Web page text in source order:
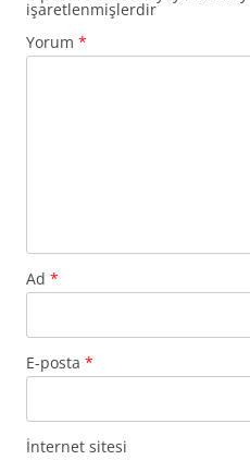
işaretlenmişlerdir
Yorum *
Ad *
E-posta *
İnternet sitesi